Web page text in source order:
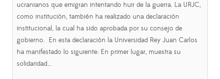
ucranianos que emigran intentando huir de la guerra. La URJC,
como institución, también ha realizado una declaración
institucional, la cual ha sido aprobada por su consejo de
gobierno. En esta declaración la Universidad Rey Juan Carlos
ha manifestado lo siguiente: En primer lugar, muestra su
solidaridad…